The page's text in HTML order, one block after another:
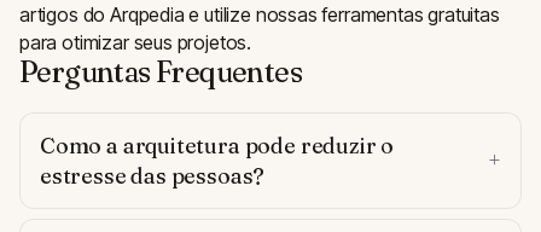
artigos do Arqpedia e utilize nossas ferramentas gratuitas
para otimizar seus projetos.
Perguntas Frequentes
Como a arquitetura pode reduzir o
estresse das pessoas?